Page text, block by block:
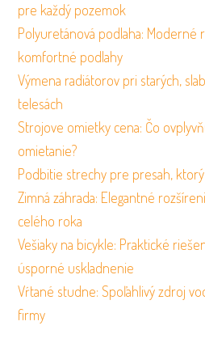
pre každý pozemok
Polyuretánová podlaha: Moderné
komfortné podlahy
Výmena radiátorov pri starých,
telesách
Strojove omietky cena: Čo
omietanie?
Podbitie strechy pre presah,
Zimná záhrada: Elegantné
celého roka
Vešiaky na bicykle: Praktické
úsporné uskladnenie
Vŕtané studne: Spoľahlivý zdroj
firmy